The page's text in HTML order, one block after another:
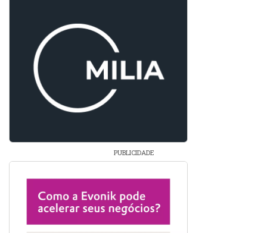
PUBLICIDADE